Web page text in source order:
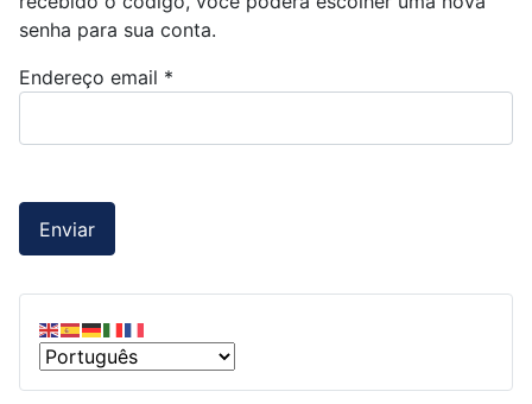
senha para sua conta.
Endereço email *
Enviar